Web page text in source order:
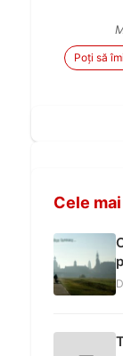
Poți să
Cele